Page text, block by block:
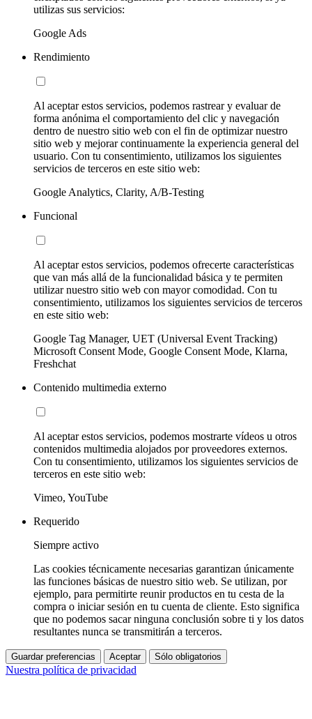
utilizas sus servicios:
Google Ads
Rendimiento
Al aceptar estos servicios, podemos rastrear y evaluar de
forma anónima el comportamiento del clic y navegación
dentro de nuestro sitio web con el fin de optimizar nuestro
sitio web y mejorar continuamente la experiencia general del
usuario. Con tu consentimiento, utilizamos los siguientes
servicios de terceros en este sitio web:
Google Analytics, Clarity, A/B-Testing
Funcional
Al aceptar estos servicios, podemos ofrecerte características
que van más allá de la funcionalidad básica y te permiten
utilizar nuestro sitio web con mayor comodidad. Con tu
consentimiento, utilizamos los siguientes servicios de terceros
en este sitio web:
Google Tag Manager, UET (Universal Event Tracking)
Microsoft Consent Mode, Google Consent Mode, Klarna,
Freshchat
Contenido multimedia externo
Al aceptar estos servicios, podemos mostrarte vídeos u otros
contenidos multimedia alojados por proveedores externos.
Con tu consentimiento, utilizamos los siguientes servicios de
terceros en este sitio web:
Vimeo, YouTube
Requerido
Siempre activo
Las cookies técnicamente necesarias garantizan únicamente
las funciones básicas de nuestro sitio web. Se utilizan, por
ejemplo, para permitirte reunir productos en tu cesta de la
compra o iniciar sesión en tu cuenta de cliente. Esto significa
que no podemos sacar ninguna conclusión sobre ti y los datos
resultantes nunca se transmitirán a terceros.
Guardar preferencias Aceptar Sólo obligatorios
Nuestra política de privacidad